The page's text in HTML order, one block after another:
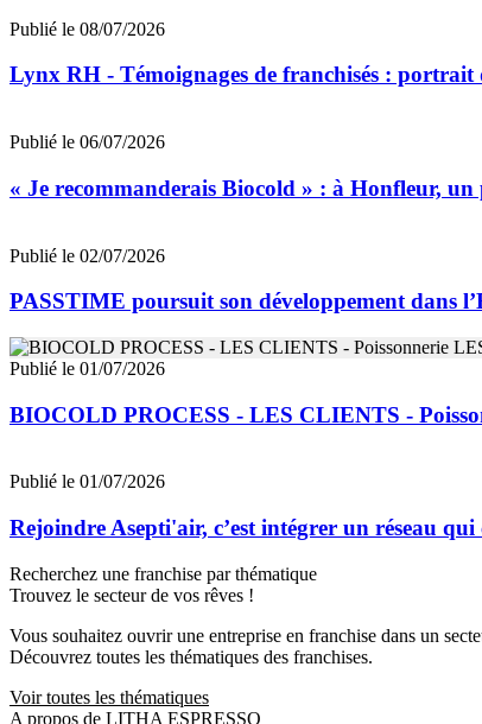
Publié le 08/07/2026
Lynx RH - Témoignages de franchisés : portrait
Publié le 06/07/2026
« Je recommanderais Biocold » : à Honfleur, un
Publié le 02/07/2026
PASSTIME poursuit son développement dans
Publié le 01/07/2026
BIOCOLD PROCESS - LES CLIENTS -
Publié le 01/07/2026
Rejoindre Asepti'air, c’est intégrer un réseau qui
Recherchez une franchise par thématique
Trouvez le secteur de vos rêves !
Vous souhaitez ouvrir une entreprise en franchise dans un
Découvrez toutes les thématiques des franchises.
Voir toutes les thématiques
A propos de LITHA ESPRESSO